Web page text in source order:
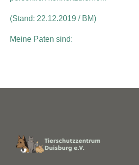
(Stand: 22.12.2019 / BM)
Meine Paten sind: